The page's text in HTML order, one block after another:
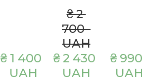
₴ 1 400
UAH
₴ 2
700
UAH
₴ 2 430
UAH
₴ 990
UAH